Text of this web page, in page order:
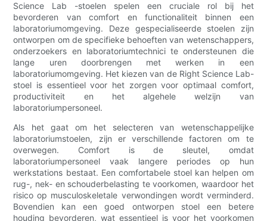
Science Lab -stoelen spelen een cruciale rol bij het
bevorderen van comfort en functionaliteit binnen een
laboratoriumomgeving. Deze gespecialiseerde stoelen zijn
ontworpen om de specifieke behoeften van wetenschappers,
onderzoekers en laboratoriumtechnici te ondersteunen die
lange uren doorbrengen met werken in een
laboratoriumomgeving. Het kiezen van de Right Science Lab-
stoel is essentieel voor het zorgen voor optimaal comfort,
productiviteit en het algehele welzijn van
laboratoriumpersoneel.
Als het gaat om het selecteren van wetenschappelijke
laboratoriumstoelen, zijn er verschillende factoren om te
overwegen. Comfort is de sleutel, omdat
laboratoriumpersoneel vaak langere periodes op hun
werkstations bestaat. Een comfortabele stoel kan helpen om
rug-, nek- en schouderbelasting te voorkomen, waardoor het
risico op musculoskeletale verwondingen wordt verminderd.
Bovendien kan een goed ontworpen stoel een betere
houding bevorderen, wat essentieel is voor het voorkomen